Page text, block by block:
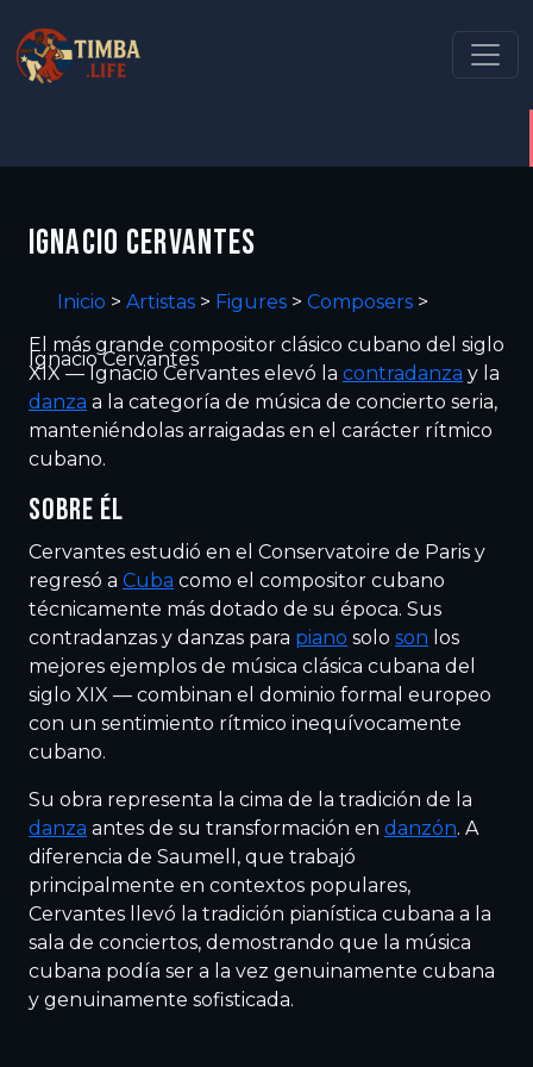
IGNACIO CERVANTES
Inicio > Artistas > Figures > Composers >
Ignacio Cervantes
El más grande compositor clásico cubano del siglo
XIX — Ignacio Cervantes elevó la contradanza y la
danza a la categoría de música de concierto seria,
manteniéndolas arraigadas en el carácter rítmico
cubano.
SOBRE ÉL
Cervantes estudió en el Conservatoire de Paris y
regresó a Cuba como el compositor cubano
técnicamente más dotado de su época. Sus
contradanzas y danzas para piano solo son los
mejores ejemplos de música clásica cubana del
siglo XIX — combinan el dominio formal europeo
con un sentimiento rítmico inequívocamente
cubano.
Su obra representa la cima de la tradición de la
danza antes de su transformación en danzón. A
diferencia de Saumell, que trabajó
principalmente en contextos populares,
Cervantes llevó la tradición pianística cubana a la
sala de conciertos, demostrando que la música
cubana podía ser a la vez genuinamente cubana
y genuinamente sofisticada.